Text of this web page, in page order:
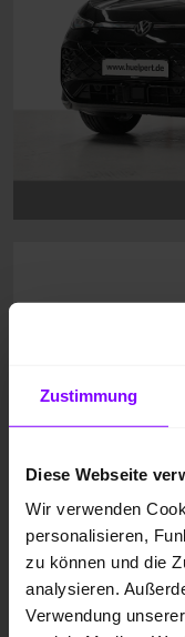
Zustimmung
Diese Webseite
Wir verwenden
personalisieren,
zu können und die
analysieren.
Verwendung